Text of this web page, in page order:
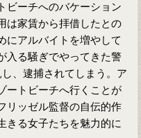
ビーチへのバケーション
は家賃から拝借したとの
にアルバイトを増やして
入る騒ぎでやってきた警
、逮捕されてしまう。ア
ートビーチへ行くことが
リッゼル監督の自伝的作
きる女子たちを魅力的に